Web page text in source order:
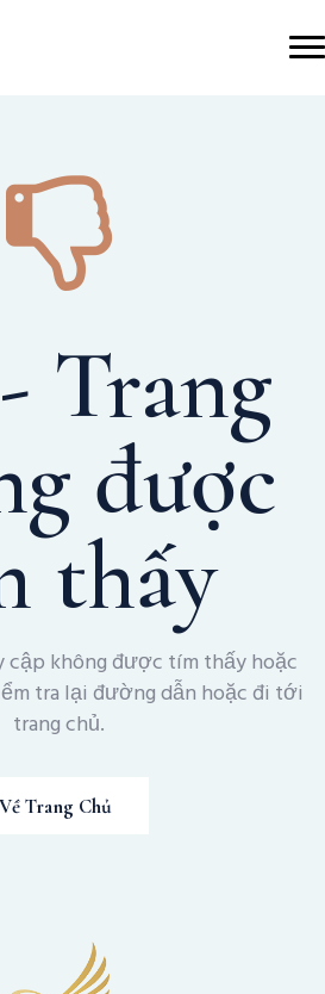
Trang
được
thấy
cập không được tím thấy hoặc
tra lại đường dẫn hoặc đi tới
trang chủ.
Về Trang Chủ